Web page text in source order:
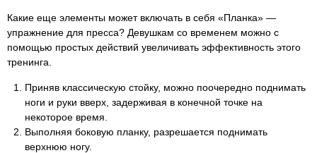
Какие еще элементы может включать в себя «Планка» —
упражнение для пресса? Девушкам со временем можно с
помощью простых действий увеличивать эффективность этого
тренинга.
Приняв классическую стойку, можно поочередно поднимать
ноги и руки вверх, задерживая в конечной точке на
некоторое время.
Выполняя боковую планку, разрешается поднимать
верхнюю ногу.